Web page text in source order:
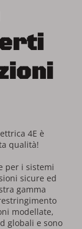
4E è
qualità!
per i sistemi
sicure ed
gamma
modellate,
globali e sono